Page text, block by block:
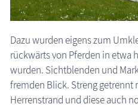
Dazu wurden eigens zum
rückwärts von Pferden in etwa
wurden. Sichtblenden und
fremden Blick. Streng getrennt
Herrenstrand und diese auch